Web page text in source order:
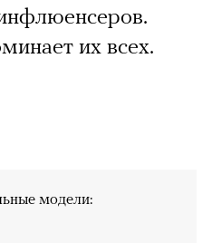
их всех.
модели: